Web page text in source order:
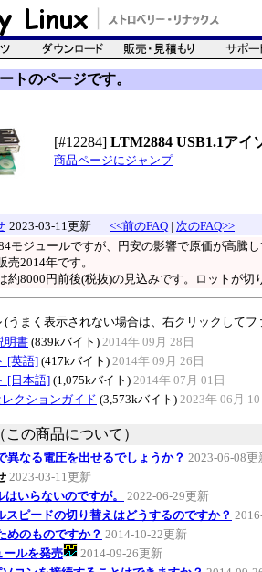
トのページです。
[#12284] LTM2884 USB1.1アイ
商品ページにジャンプ
2023-03-11更新 <<前のFAQ | 次のFAQ>>
モジュールですが、円安の影響で原価が高騰
2014年です。
約8000円前後(税抜)の見込みです。ロットが
うまく表示されない場合は、右クリックして
明書 (839kバイト) 2014年 09月 28日
[英語] (417kバイト) 2014年 09月 26日
[日本語] (1,075kバイト) 2014年 07月 01日
クションガイド (3,573kバイト) 2023年 06月
の商品について）
異なる電圧を出せるでしょうか？ 2023-06-08更
2023-03-11更新
いらないのですが。
2022-06-29更新
スピードの切り替えはどうするのですか？
めのものですか？ 2014-10-22更新
ルを発売
2014-09-26更新